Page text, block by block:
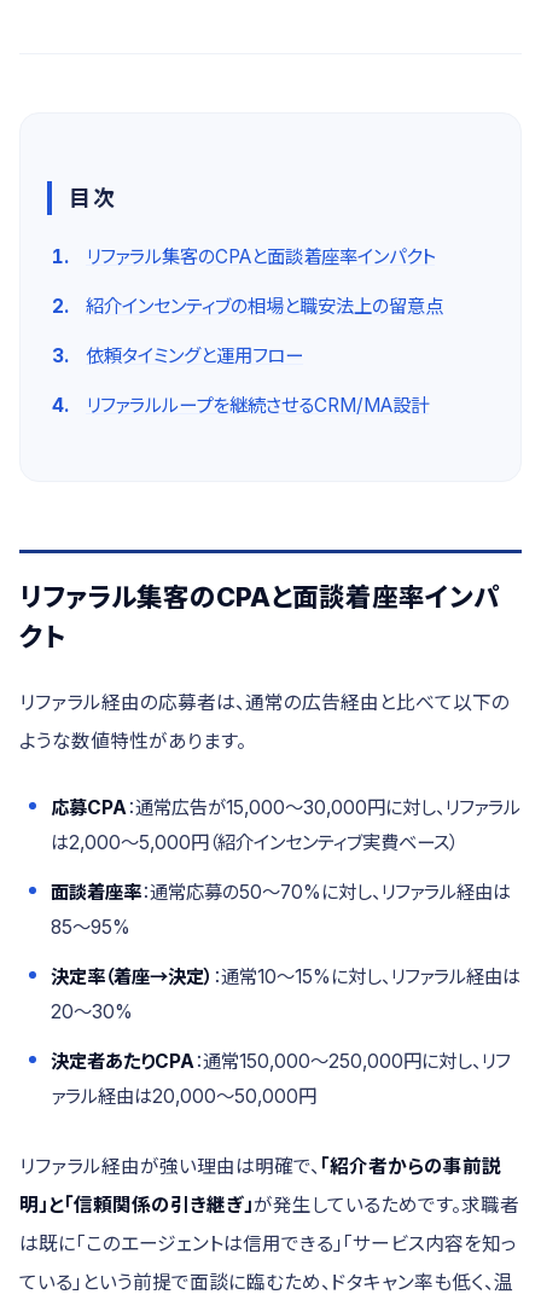
目次
リファラル集客のCPAと面談着座率インパクト
紹介インセンティブの相場と職安法上の留意点
依頼タイミングと運用フロー
リファラルループを継続させるCRM/MA設計
リファラル集客のCPAと面談着座率インパ
クト
リファラル経由の応募者は、通常の広告経由と比べて以下の
ような数値特性があります。
応募CPA：通常広告が15,000〜30,000円に対し、リファラル
は2,000〜5,000円（紹介インセンティブ実費ベース）
面談着座率：通常応募の50〜70%に対し、リファラル経由は
85〜95%
決定率（着座→決定） ：通常10〜15%に対し、リファラル経由は
20〜30%
決定者あたりCPA：通常150,000〜250,000円に対し、リフ
ァラル経由は20,000〜50,000円
リファラル経由が強い理由は明確で、 「紹介者からの事前説
明」と「信頼関係の引き継ぎ」が発生しているためです。求職者
は既に「このエージェントは信用できる」「サービス内容を知っ
ている」という前提で面談に臨むため、ドタキャン率も低く、温